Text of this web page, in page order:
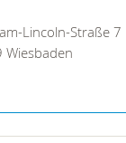
Lincoln-Straße 7
Wiesbaden